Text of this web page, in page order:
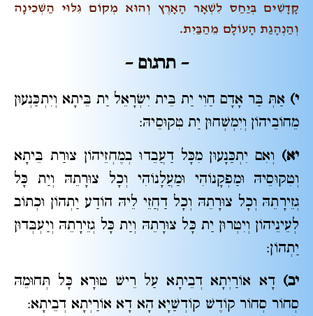
קָדָשִׁים בְּיַחַס לִשְׁאָר הָאָרֶץ וְהוּא מְקוֹם גִּלּוּי הַשְּׁכִינָה
וְהַנְהָגַת הָעוֹלָם מֵהַבַּיִת.
– תרגום –
י) אַתְּ בַּר אָדָם חַוִי יַת בֵּית יִשְׂרָאֵל יַת בֵּיתָא וְיִתְכַּנְעוּן
מֵחוֹבֵיהוֹן וְיִמְשְׁחוּן יַת טִקוּסֵיהּ:
יא) וְאִם יִתְכַּנָעוּן מִכָּל דַעֲבֵדוּ בְמֶחְזֵיהוֹן צוּרַת בֵּיתָא
וְטִקוּסֵיהּ וּמַפְקָנוֹהִי וּמַעֲלָנוֹהִי וְכָל צוּרָתֵהּ וְיַת כָּל
גְזֵירָתֵהּ וְכָל צוּרָתֵהּ וְכָל דַחֲזֵי לֵיהּ הוֹדַע יַתְהוֹן וּכְתוֹב
לְעֵינֵיהוֹן וְיִטְרוּן יַת כָּל צוּרָתֵהּ וְיַת כָּל גְזֵירָתֵהּ וְיַעְבְּדוּן
יַתְהוֹן:
יב) דָא אוֹרַיְתָא דְבֵיתָא עַל רֵישׁ טוּרָא כָּל תְּחוּמֵהּ
סְחוֹר סְחוֹר קוֹדֶשׁ קוֹדְשַׁיָא הָא דָא אוֹרַיְתָא דְבֵיתָא: